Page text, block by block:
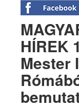
HÍREK
Mester